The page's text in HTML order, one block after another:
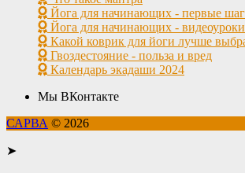
Йога для начинающих - первые
Йога для начинающих - видеоуроки
Какой коврик для йоги лучше
Гвоздестояние - польза и вред
Календарь экадаши 2024
Мы ВКонтакте
САРВА © 2026
➤